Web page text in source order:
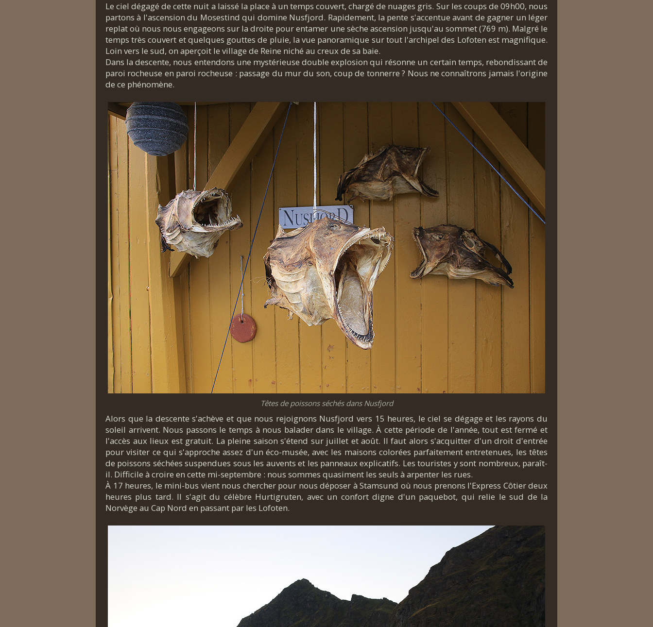
Le ciel dégagé de cette nuit a laissé la place à un temps couvert, chargé de nuages gris. Sur les coups de 09h00, nous
partons à l'ascension du Mosestind qui domine Nusfjord. Rapidement, la pente s'accentue avant de gagner un léger
replat où nous nous engageons sur la droite pour entamer une sèche ascension jusqu'au sommet (769 m). Malgré le
temps très couvert et quelques gouttes de pluie, la vue panoramique sur tout l'archipel des Lofoten est magnifique.
Loin vers le sud, on aperçoit le village de Reine niché au creux de sa baie.
Dans la descente, nous entendons une mystérieuse double explosion qui résonne un certain temps, rebondissant de
paroi rocheuse en paroi rocheuse : passage du mur du son, coup de tonnerre ? Nous ne connaîtrons jamais l'origine
de ce phénomène.
Têtes de poissons séchés dans Nusfjord
Alors que la descente s'achève et que nous rejoignons Nusfjord vers 15 heures, le ciel se dégage et les rayons du
soleil arrivent. Nous passons le temps à nous balader dans le village. À cette période de l'année, tout est fermé et
l'accès aux lieux est gratuit. La pleine saison s'étend sur juillet et août. Il faut alors s'acquitter d'un droit d'entrée
pour visiter ce qui s'approche assez d'un éco-musée, avec les maisons colorées parfaitement entretenues, les têtes
de poissons séchées suspendues sous les auvents et les panneaux explicatifs. Les touristes y sont nombreux, paraît-
il. Difficile à croire en cette mi-septembre : nous sommes quasiment les seuls à arpenter les rues.
À 17 heures, le mini-bus vient nous chercher pour nous déposer à Stamsund où nous prenons l'Express Côtier deux
heures plus tard. Il s'agit du célèbre Hurtigruten, avec un confort digne d'un paquebot, qui relie le sud de la
Norvège au Cap Nord en passant par les Lofoten.